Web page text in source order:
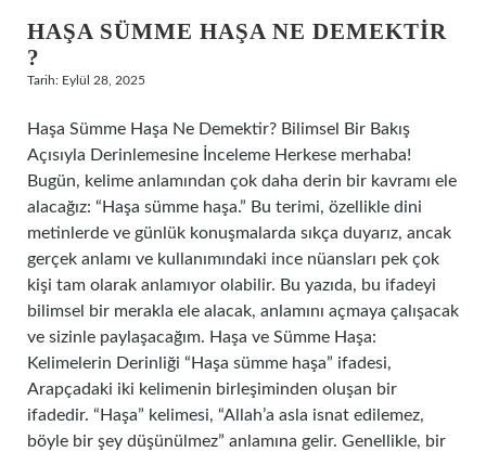
HAŞA SÜMME HAŞA NE DEMEKTIR
?
Tarih: Eylül 28, 2025
Haşa Sümme Haşa Ne Demektir? Bilimsel Bir Bakış
Açısıyla Derinlemesine İnceleme Herkese merhaba!
Bugün, kelime anlamından çok daha derin bir kavramı ele
alacağız: “Haşa sümme haşa.” Bu terimi, özellikle dini
metinlerde ve günlük konuşmalarda sıkça duyarız, ancak
gerçek anlamı ve kullanımındaki ince nüansları pek çok
kişi tam olarak anlamıyor olabilir. Bu yazıda, bu ifadeyi
bilimsel bir merakla ele alacak, anlamını açmaya çalışacak
ve sizinle paylaşacağım. Haşa ve Sümme Haşa:
Kelimelerin Derinliği “Haşa sümme haşa” ifadesi,
Arapçadaki iki kelimenin birleşiminden oluşan bir
ifadedir. “Haşa” kelimesi, “Allah’a asla isnat edilemez,
böyle bir şey düşünülmez” anlamına gelir. Genellikle, bir